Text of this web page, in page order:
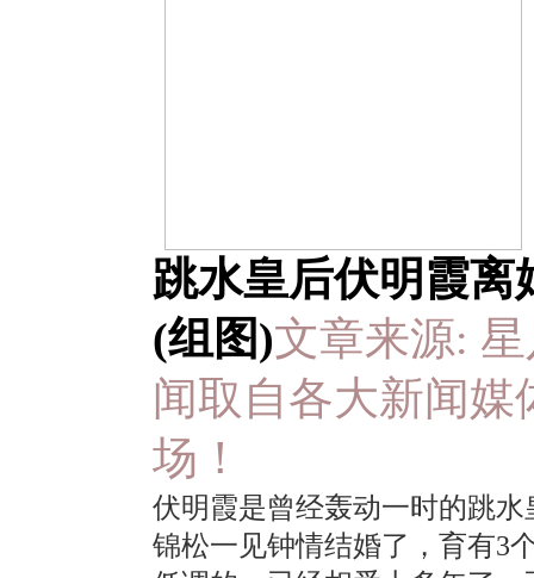
跳水皇后伏明霞
(组图)文章来源: 星
闻取自各大新闻
场！
伏明霞是曾经轰动一时的跳
锦松一见钟情结婚了，育有3